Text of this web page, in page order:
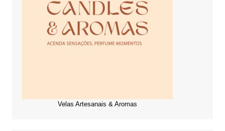
Velas Artesanais & Aromas